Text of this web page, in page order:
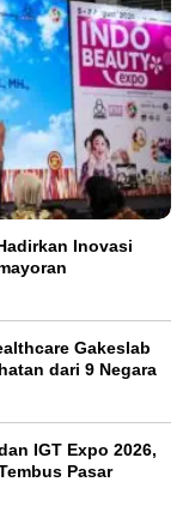
Inovasi
Gakeslab
dari 9 Negara
IGT Expo 2026,
Pasar